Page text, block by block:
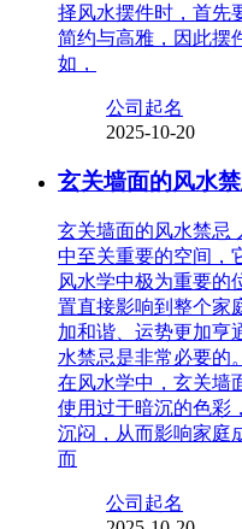
择风水摆件时，首先
简约与高雅，因此摆
如，
公司起名
2025-10-20
玄关墙面的风水
玄关墙面的风水禁忌
中至关重要的空间，
风水学中极为重要的
置直接影响到整个家
加和谐、运势更加亨
水禁忌是非常必要的
在风水学中，玄关墙
使用过于暗沉的色彩
沉闷，从而影响家庭
而
公司起名